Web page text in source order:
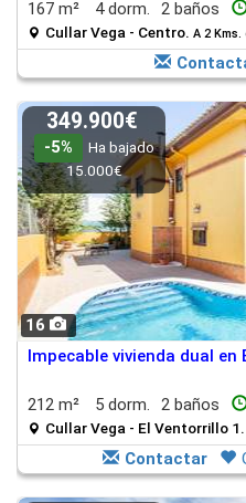
167 m² 4 dorm. 2 baños
Cullar Vega - Centro. A 2 Kms.
16
349.900€
-5%
Ha bajado
15.000€
Impecable vivienda dual en
212 m² 5 dorm. 2 baños
Cullar Vega - El Ventorrillo 1.
Contactar